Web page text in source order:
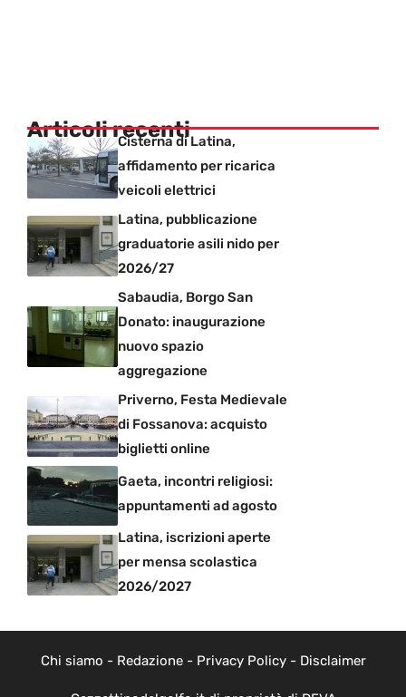
Articoli recenti
Cisterna di Latina,
affidamento per ricarica
veicoli elettrici
Latina, pubblicazione
graduatorie asili nido per
2026/27
Sabaudia, Borgo San
Donato: inaugurazione
nuovo spazio
aggregazione
Priverno, Festa Medievale
di Fossanova: acquisto
biglietti online
Gaeta, incontri religiosi:
appuntamenti ad agosto
Latina, iscrizioni aperte
per mensa scolastica
2026/2027
Chi siamo - Redazione- Privacy Policy- Disclaimer